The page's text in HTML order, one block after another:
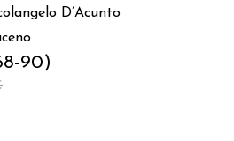
D’Acunto
90)